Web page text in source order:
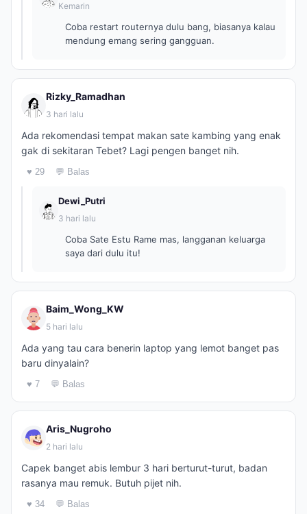
Kemarin
Coba restart routernya dulu bang, biasanya kalau
mendung emang sering gangguan.
Rizky_Ramadhan
3 hari lalu
Ada rekomendasi tempat makan sate kambing yang enak
gak di sekitaran Tebet? Lagi pengen banget nih.
♥ 29 💬 Balas
Dewi_Putri
3 hari lalu
Coba Sate Estu Rame mas, langganan keluarga
saya dari dulu itu!
Baim_Wong_KW
5 hari lalu
Ada yang tau cara benerin laptop yang lemot banget pas
baru dinyalain?
♥ 7 💬 Balas
Aris_Nugroho
2 hari lalu
Capek banget abis lembur 3 hari berturut-turut, badan
rasanya mau remuk. Butuh pijet nih.
♥ 34 💬 Balas